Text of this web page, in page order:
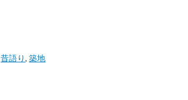
昔語り,築地